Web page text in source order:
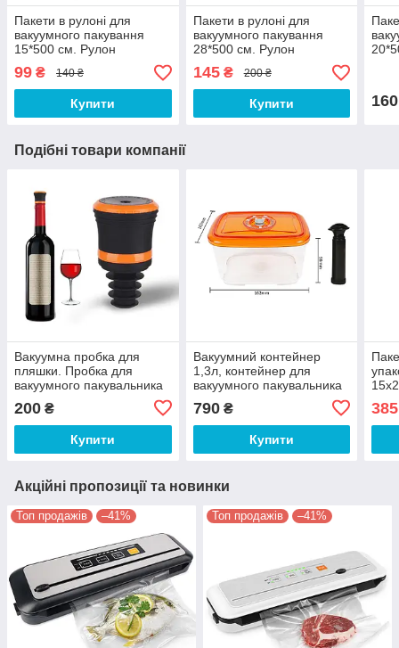
Пакети в рулоні для
вакуумного пакування
15*500 см. Рулон
вакууматора
99 ₴ 140 ₴
Купити
Пакети в рулоні для
вакуумного пакування
28*500 см. Рулон
вакууматора
145₴ 200 ₴
Купити 160
Подібні товари компанії
Вакуумна пробка для
пляшки. Пробка для
вакуумного пакувальника
200 ₴
Купити
Вакуумний контейнер
1,3л, контейнер для
вакуумного пакувальника
790₴
Купити
385
Акційні пропозиції та новинки
Топ продажів –41% Топ продажів –41%